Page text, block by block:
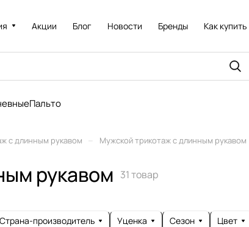
Акции Блог Новости Бренды Как купить
Пальто
с длинным рукавом Мужской трикотаж с длинным рукавом
рукавом 31 товар
Страна-производитель Уценка Сезон Цвет